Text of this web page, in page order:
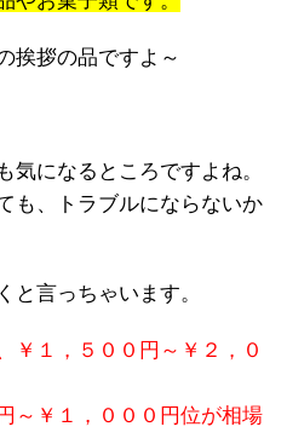
挨拶の品ですよ～
気になるところですよね。
も、トラブルにならないか
と言っちゃいます。
￥１，５００円～￥２，０
～￥１，０００円位が相場